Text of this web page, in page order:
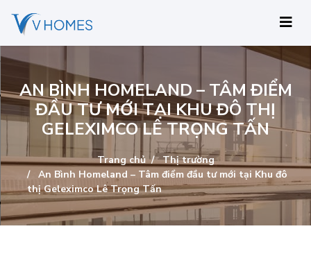
AN BÌNH HOMELAND – TÂM ĐIỂM
ĐẦU TƯ MỚI TẠI KHU ĐÔ THỊ
GELEXIMCO LÊ TRỌNG TẤN
Trang chủ
Thị trường
An Bình Homeland – Tâm điểm đầu tư mới tại Khu đô
thị Geleximco Lê Trọng Tấn